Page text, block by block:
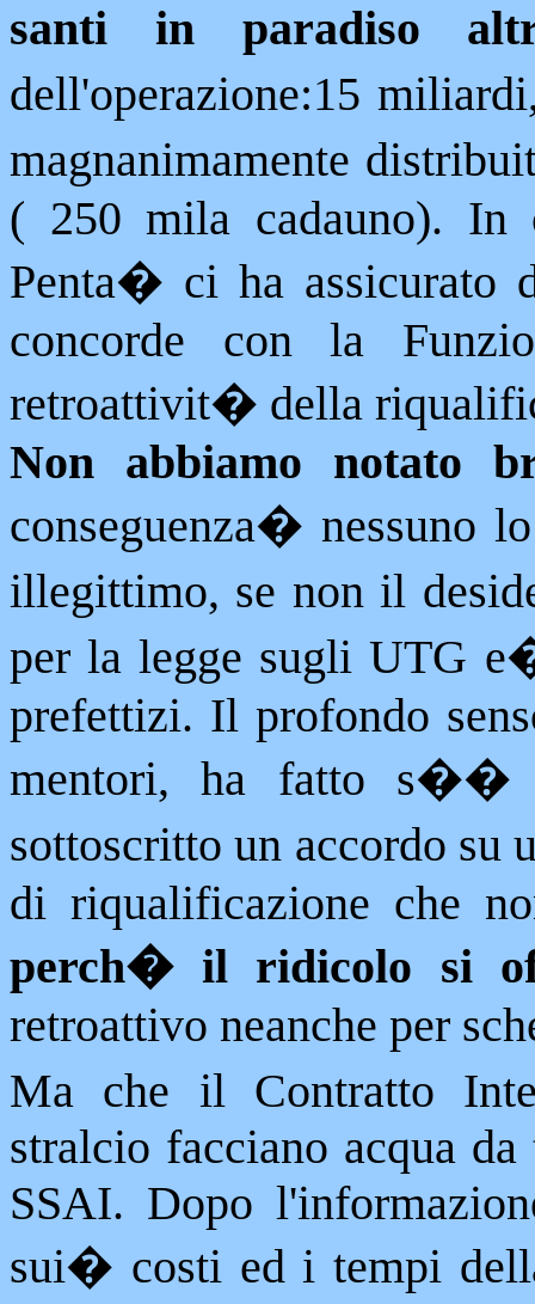
santi in paradiso
dell'operazione:15
magnanimamente
( 250 mila cadauno). In
Penta� ci ha assicurato
concorde con la
retroattivit� della
Non abbiamo notato
conseguenza� nessuno
illegittimo, se non il
per la legge sugli UTG e
prefettizi. Il profondo
mentori, ha fatto s�
sottoscritto un accordo
di riqualificazione che
perch� il ridicolo si
retroattivo neanche per
Ma che il Contratto
stralcio facciano acqua
SSAI. Dopo
sui� costi ed i tempi